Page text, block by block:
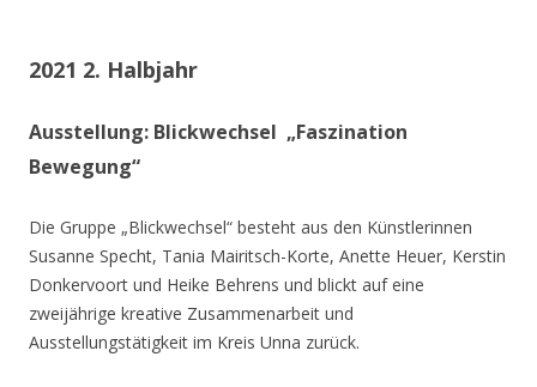
2021 2. Halbjahr
Ausstellung: Blickwechsel „Faszination
Bewegung“
Die Gruppe „Blickwechsel“ besteht aus den Künstlerinnen
Susanne Specht, Tania Mairitsch-Korte, Anette Heuer, Kerstin
Donkervoort und Heike Behrens und blickt auf eine
zweijährige kreative Zusammenarbeit und
Ausstellungstätigkeit im Kreis Unna zurück.